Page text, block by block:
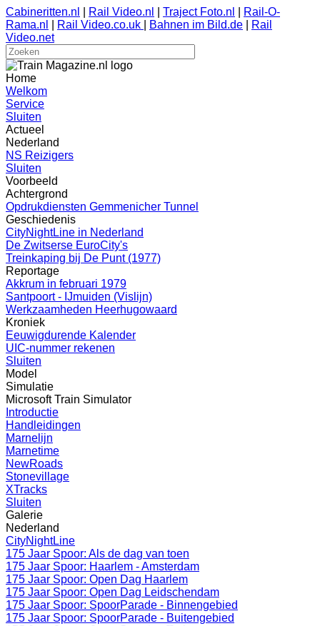
Cabineritten.nl Rail Video.nl Traject Foto.nl
Rail-O-
Rama.nl
Rail Video.co.uk Bahnen im Bild.de
Rail
Video.net
Home
Welkom
Service
Sluiten
Actueel
Nederland
NS Reizigers
Sluiten
Voorbeeld
Achtergrond
Opdrukdiensten Gemmenicher Tunnel
Geschiedenis
CityNightLine in Nederland
De Zwitserse EuroCity's
Treinkaping bij De Punt (1977)
Reportage
Akkrum in februari 1979
Santpoort - IJmuiden (Vislijn)
Werkzaamheden Heerhugowaard
Kroniek
Eeuwigdurende Kalender
UIC-nummer rekenen
Sluiten
Model
Simulatie
Microsoft Train Simulator
Introductie
Handleidingen
Marnelijn
Marnetime
NewRoads
Stonevillage
XTracks
Sluiten
Galerie
Nederland
CityNightLine
175 Jaar Spoor: Als de dag van toen
175 Jaar Spoor: Haarlem - Amsterdam
175 Jaar Spoor: Open Dag Haarlem
175 Jaar Spoor: Open Dag Leidschendam
175 Jaar Spoor: SpoorParade - Binnengebied
175 Jaar Spoor: SpoorParade - Buitengebied